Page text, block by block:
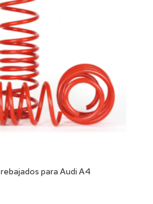
para Audi A4